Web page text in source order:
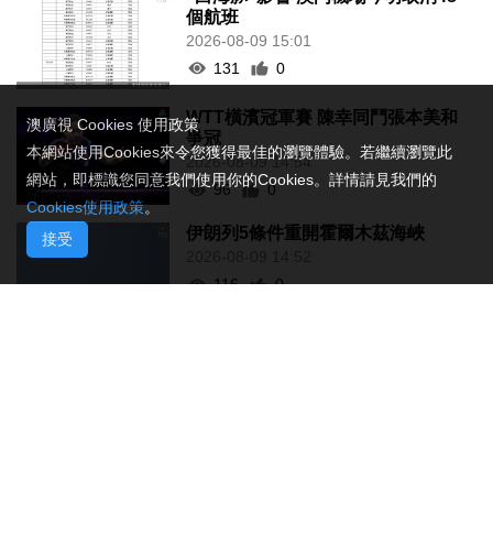
個航班
2026-08-09 15:01
131
0
WTT橫濱冠軍賽 陳幸同鬥張本美和
爭冠
2026-08-09 14:54
96
0
伊朗列5條件重開霍爾木茲海峽
116
0
澳廣視 Cookies 使用政策
本網站使用Cookies來令您獲得最佳的瀏覽體驗。若繼續瀏覽此
網站，即標識您同意我們使用你的Cookies。詳情請見我們的
Cookies使用政策。
接受